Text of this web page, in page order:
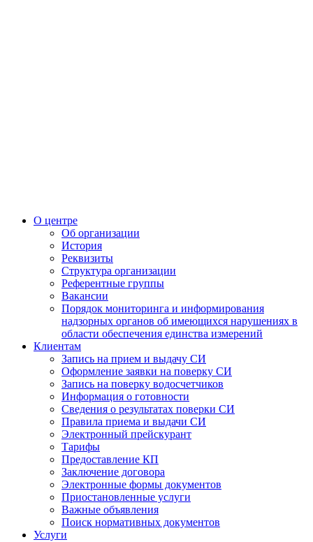
О центре
Об организации
История
Реквизиты
Структура организации
Референтные группы
Вакансии
Порядок мониторинга и информирования
надзорных органов об имеющихся нарушениях в
области обеспечения единства измерений
Клиентам
Запись на прием и выдачу СИ
Оформление заявки на поверку СИ
Запись на поверку водосчетчиков
Информация о готовности
Сведения о результатах поверки СИ
Правила приема и выдачи СИ
Электронный прейскурант
Тарифы
Предоставление КП
Заключение договора
Электронные формы документов
Приостановленные услуги
Важные объявления
Поиск нормативных документов
Услуги